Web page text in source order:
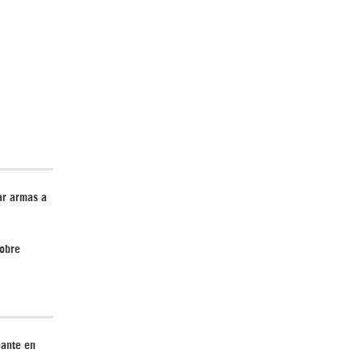
armas a
en